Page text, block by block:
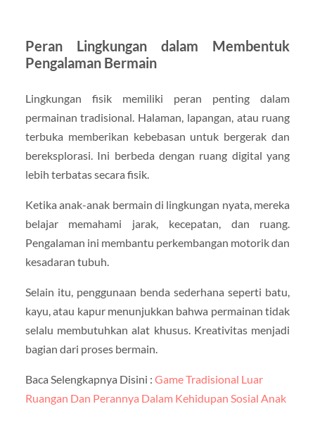
Peran Lingkungan dalam Membentuk
Pengalaman Bermain
Lingkungan fisik memiliki peran penting dalam
permainan tradisional. Halaman, lapangan, atau ruang
terbuka memberikan kebebasan untuk bergerak dan
bereksplorasi. Ini berbeda dengan ruang digital yang
lebih terbatas secara fisik.
Ketika anak-anak bermain di lingkungan nyata, mereka
belajar memahami jarak, kecepatan, dan ruang.
Pengalaman ini membantu perkembangan motorik dan
kesadaran tubuh.
Selain itu, penggunaan benda sederhana seperti batu,
kayu, atau kapur menunjukkan bahwa permainan tidak
selalu membutuhkan alat khusus. Kreativitas menjadi
bagian dari proses bermain.
Baca Selengkapnya Disini : Game Tradisional Luar
Ruangan Dan Perannya Dalam Kehidupan Sosial Anak